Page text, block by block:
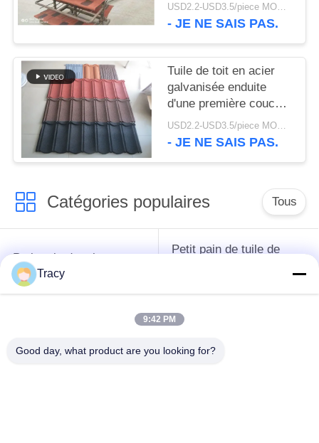
USD2.2-USD3.5/piece MOQ:8000pieces
- JE NE SAIS PAS.
Tuile de toit en acier
galvanisée enduite
d'une première couche
de peinture par
1340*420mm enduite
USD2.2-USD3.5/piece MOQ:8000pieces
- JE NE SAIS PAS.
Catégories populaires Tous
Petit pain de toit
formant la machine
Petit pain de tuile de
de descente
Machine de formage
à volets
Tracy
9:42 PM
Good day, what product are you looking for?